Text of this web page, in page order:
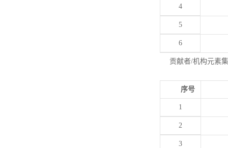
4
5
6
贡献者/机构元素
序号
1
2
3